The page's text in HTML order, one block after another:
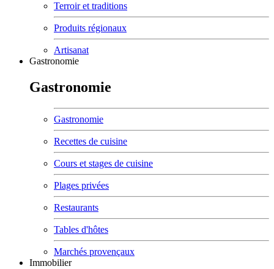
Terroir et traditions
Produits régionaux
Artisanat
Gastronomie
Gastronomie
Gastronomie
Recettes de cuisine
Cours et stages de cuisine
Plages privées
Restaurants
Tables d'hôtes
Marchés provençaux
Immobilier